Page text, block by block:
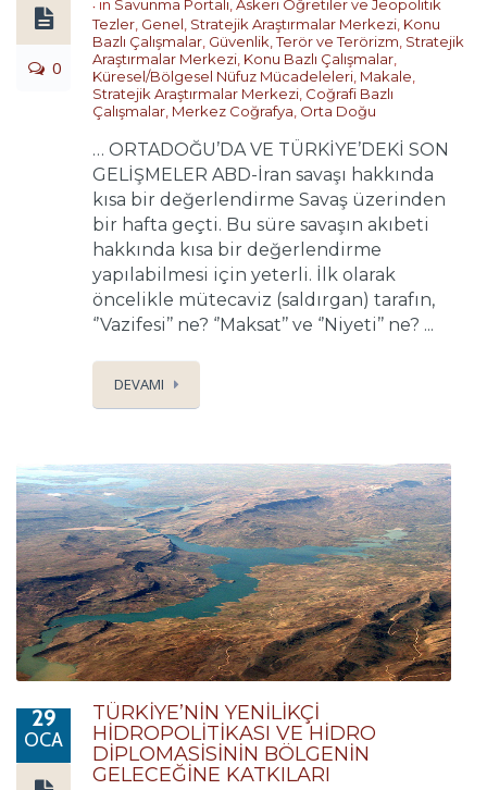
0
in Savunma Portalı Askeri Öğretiler ve Jeopolitik
Tezler Genel Stratejik Araştırmalar Merkezi Konu
Bazlı Çalışmalar Güvenlik, Terör ve Terörizm Stratejik
Araştırmalar Merkezi Konu Bazlı Çalışmalar
Küresel/Bölgesel Nüfuz Mücadeleleri Makale
Stratejik Araştırmalar Merkezi Coğrafi Bazlı
Çalışmalar Merkez Coğrafya Orta Doğu
… ORTADOĞU’DA VE TÜRKİYE’DEKİ SON
GELİŞMELER ABD-İran savaşı hakkında
kısa bir değerlendirme Savaş üzerinden
bir hafta geçti. Bu süre savaşın akıbeti
hakkında kısa bir değerlendirme
yapılabilmesi için yeterli. İlk olarak
öncelikle mütecaviz (saldırgan) tarafın,
‘’Vazifesi’’ ne? ‘’Maksat’’ ve ‘’Niyeti’’ ne? ...
DEVAMI
29
OCA
TÜRKİYE’NİN YENİLİKÇİ
HİDROPOLİTİKASI VE HİDRO
DİPLOMASİSİNİN BÖLGENİN
GELECEĞİNE KATKILARI